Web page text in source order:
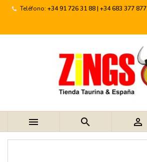
Teléfono: +34 91 726 31 88 | +34 683 377 877
  